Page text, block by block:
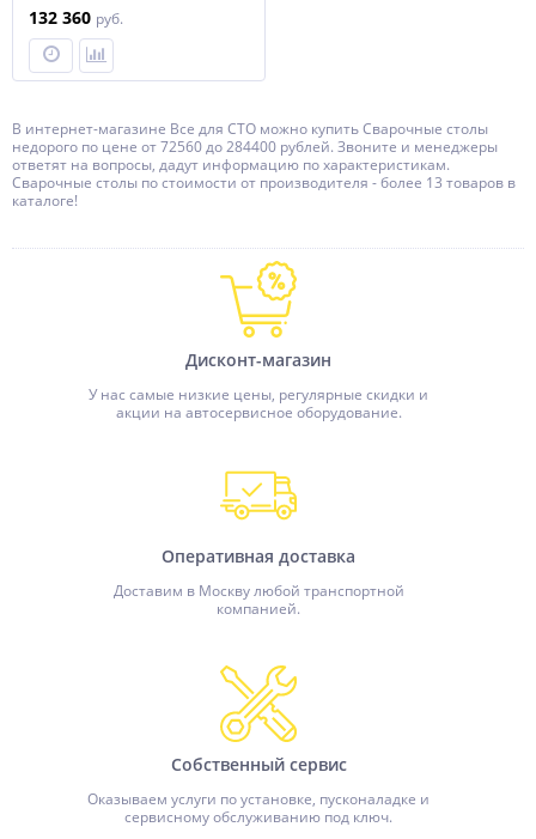
132 360 руб.
В интернет-магазине Все для СТО можно купить Сварочные столы
недорого по цене от 72560 до 284400 рублей. Звоните и менеджеры
ответят на вопросы, дадут информацию по характеристикам.
Сварочные столы по стоимости от производителя - более 13 товаров в
каталоге!
Дисконт-магазин
У нас самые низкие цены, регулярные скидки и
акции на автосервисное оборудование.
Оперативная доставка
Доставим в Москву любой транспортной
компанией.
Собственный сервис
Оказываем услуги по установке, пусконаладке и
сервисному обслуживанию под ключ.